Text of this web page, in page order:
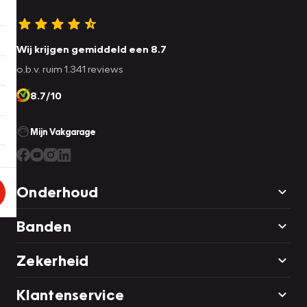
Wij krijgen gemiddeld een 8.7
o.b.v. ruim 1.341 reviews
8.7/10
Mijn Vakgarage
Onderhoud
Banden
Zekerheid
Klantenservice